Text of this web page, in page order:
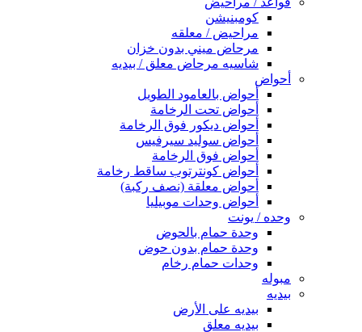
كومبنيشن
مراحيض / معلقه
مرحاض ميني بدون خزان
شاسيه مرحاض معلق / بيديه
أحواض
أحواض بالعامود الطويل
أحواض تحت الرخامة
أحواض ديكور فوق الرخامة
أحواض سوليد سيرفيس
أحواض فوق الرخامة
أحواض كونترتوب ساقط رخامة
أحواض معلقة (نصف ركبة)
أحواض وحدات موبيليا
وحده / يونت
وحدة حمام بالحوض
وحدة حمام بدون حوض
وحدات حمام رخام
مبوله
بيديه
بيديه على الأرض
بيديه معلق